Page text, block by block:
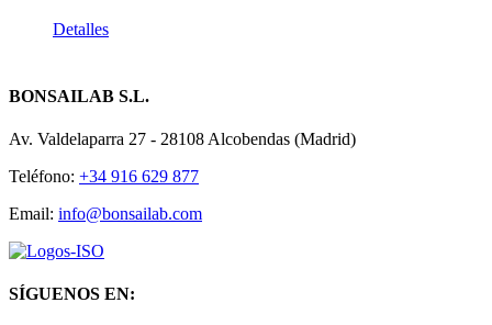
Detalles
BONSAILAB S.L.
Av. Valdelaparra 27 - 28108 Alcobendas (Madrid)
Teléfono: +34 916 629 877
Email: info@bonsailab.com
SÍGUENOS EN: